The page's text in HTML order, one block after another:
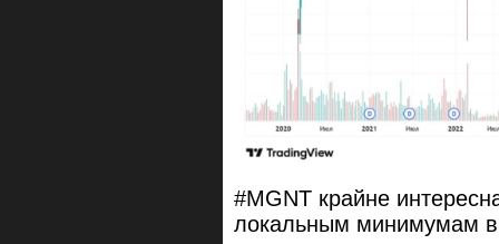
#MGNT крайне
локальным минимумам